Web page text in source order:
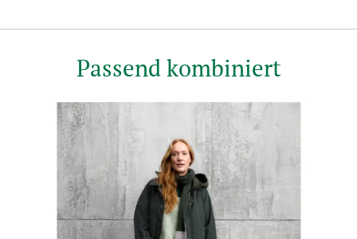
Passend kombiniert